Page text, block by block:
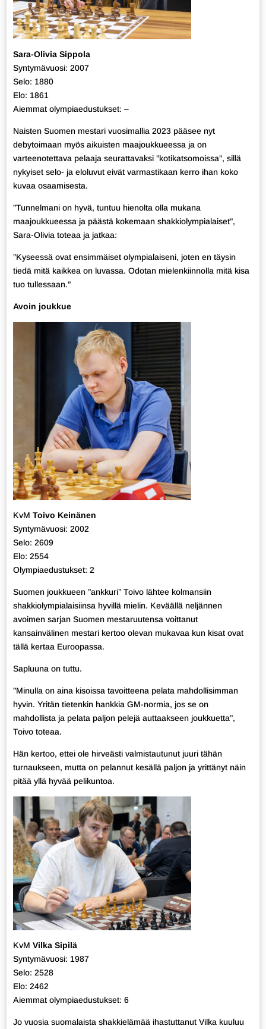
Sara-Olivia Sippola
Syntymävuosi: 2007
Selo: 1880
Elo: 1861
Aiemmat olympiaedustukset: –
Naisten Suomen mestari vuosimallia 2023 pääsee nyt
debytoimaan myös aikuisten maajoukkueessa ja on
varteenotettava pelaaja seurattavaksi ”kotikatsomoissa”, sillä
nykyiset selo- ja eloluvut eivät varmastikaan kerro ihan koko
kuvaa osaamisesta.
”Tunnelmani on hyvä, tuntuu hienolta olla mukana
maajoukkueessa ja päästä kokemaan shakkiolympialaiset”,
Sara-Olivia toteaa ja jatkaa:
”Kyseessä ovat ensimmäiset olympialaiseni, joten en täysin
tiedä mitä kaikkea on luvassa. Odotan mielenkiinnolla mitä kisa
tuo tullessaan.”
Avoin joukkue
KvM Toivo Keinänen
Syntymävuosi: 2002
Selo: 2609
Elo: 2554
Olympiaedustukset: 2
Suomen joukkueen ”ankkuri” Toivo lähtee kolmansiin
shakkiolympialaisiinsa hyvillä mielin. Keväällä neljännen
avoimen sarjan Suomen mestaruutensa voittanut
kansainvälinen mestari kertoo olevan mukavaa kun kisat ovat
tällä kertaa Euroopassa.
Sapluuna on tuttu.
”Minulla on aina kisoissa tavoitteena pelata mahdollisimman
hyvin. Yritän tietenkin hankkia GM-normia, jos se on
mahdollista ja pelata paljon pelejä auttaakseen joukkuetta”,
Toivo toteaa.
Hän kertoo, ettei ole hirveästi valmistautunut juuri tähän
turnaukseen, mutta on pelannut kesällä paljon ja yrittänyt näin
pitää yllä hyvää pelikuntoa.
KvM Vilka Sipilä
Syntymävuosi: 1987
Selo: 2528
Elo: 2462
Aiemmat olympiaedustukset: 6
Jo vuosia suomalaista shakkielämää ihastuttanut Vilka kuuluu